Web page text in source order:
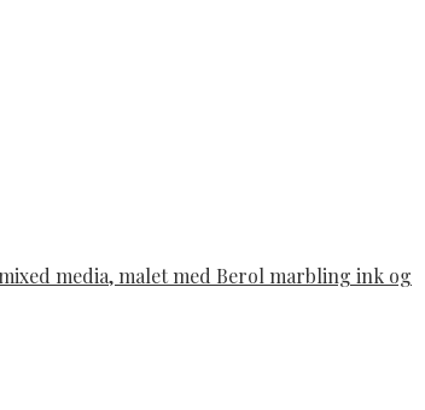
media, malet med Berol marbling ink og